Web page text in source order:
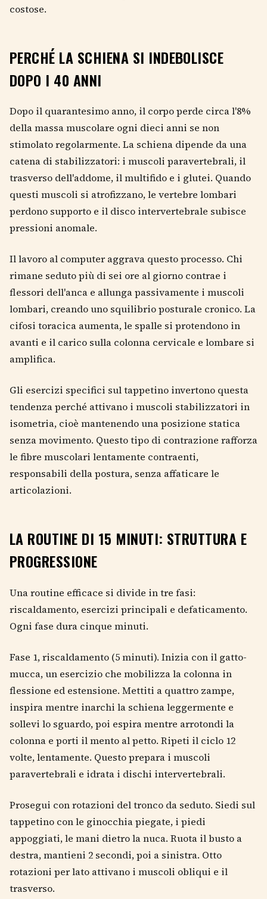
costose.
PERCHÉ LA SCHIENA SI INDEBOLISCE
DOPO I 40 ANNI
Dopo il quarantesimo anno, il corpo perde circa l'8%
della massa muscolare ogni dieci anni se non
stimolato regolarmente. La schiena dipende da una
catena di stabilizzatori: i muscoli paravertebrali, il
trasverso dell'addome, il multifido e i glutei. Quando
questi muscoli si atrofizzano, le vertebre lombari
perdono supporto e il disco intervertebrale subisce
pressioni anomale.
Il lavoro al computer aggrava questo processo. Chi
rimane seduto più di sei ore al giorno contrae i
flessori dell'anca e allunga passivamente i muscoli
lombari, creando uno squilibrio posturale cronico. La
cifosi toracica aumenta, le spalle si protendono in
avanti e il carico sulla colonna cervicale e lombare si
amplifica.
Gli esercizi specifici sul tappetino invertono questa
tendenza perché attivano i muscoli stabilizzatori in
isometria, cioè mantenendo una posizione statica
senza movimento. Questo tipo di contrazione rafforza
le fibre muscolari lentamente contraenti,
responsabili della postura, senza affaticare le
articolazioni.
LA ROUTINE DI 15 MINUTI: STRUTTURA E
PROGRESSIONE
Una routine efficace si divide in tre fasi:
riscaldamento, esercizi principali e defaticamento.
Ogni fase dura cinque minuti.
Fase 1, riscaldamento (5 minuti). Inizia con il gatto-
mucca, un esercizio che mobilizza la colonna in
flessione ed estensione. Mettiti a quattro zampe,
inspira mentre inarchi la schiena leggermente e
sollevi lo sguardo, poi espira mentre arrotondi la
colonna e porti il mento al petto. Ripeti il ciclo 12
volte, lentamente. Questo prepara i muscoli
paravertebrali e idrata i dischi intervertebrali.
Prosegui con rotazioni del tronco da seduto. Siedi sul
tappetino con le ginocchia piegate, i piedi
appoggiati, le mani dietro la nuca. Ruota il busto a
destra, mantieni 2 secondi, poi a sinistra. Otto
rotazioni per lato attivano i muscoli obliqui e il
trasverso.